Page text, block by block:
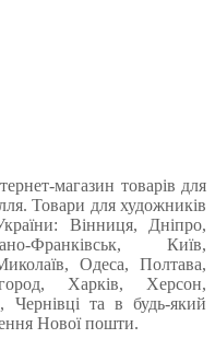
магазин товарів для
Товари для художників
Вінниця, Дніпро,
Франківськ, Київ,
Одеса, Полтава,
Харків, Херсон,
Чернівці та в будь-який
Нової пошти.